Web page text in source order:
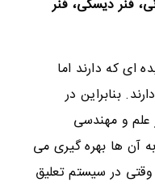
فنر دیسکی، فنر
ای که دارند اما
بنابراین در
علم و مهندسی
آن ها بهره گیری می
در سیستم تعلیق